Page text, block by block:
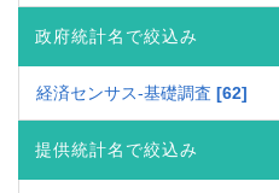
政府統計名で絞込み
経済センサス‐基礎調査 62
提供統計名で絞込み